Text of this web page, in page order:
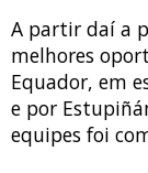
A partir daí a
melhores
Equador, em
e por
equipes foi